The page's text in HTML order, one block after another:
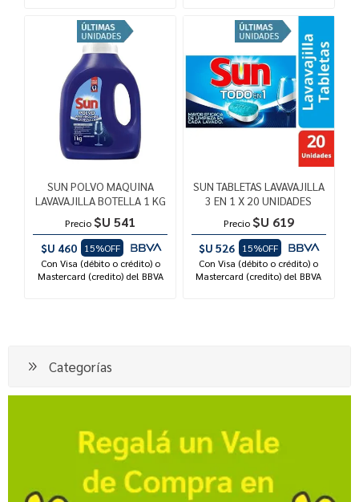
SUN POLVO MAQUINA
LAVAVAJILLA BOTELLA 1 KG
Precio $U 541
$U 460
15%OFF
Con Visa (débito o crédito) o
Mastercard (credito) del BBVA
SUN TABLETAS LAVAVAJILLA
3 EN 1 X 20 UNIDADES
Precio $U 619
$U 526
15%OFF
Con Visa (débito o crédito) o
Mastercard (credito) del BBVA
Categorías